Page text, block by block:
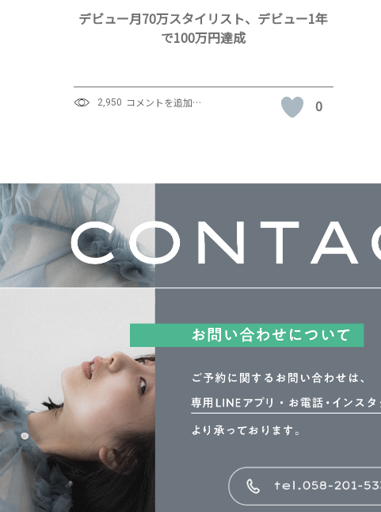
デビュー月70万スタイリスト、デビュー1年
で100万円達成
2,950 コメントを追加… 0